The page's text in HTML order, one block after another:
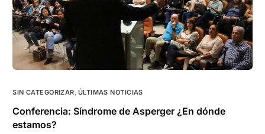
SIN CATEGORIZAR, ÚLTIMAS NOTICIAS
Conferencia: Síndrome de Asperger ¿En dónde
estamos?